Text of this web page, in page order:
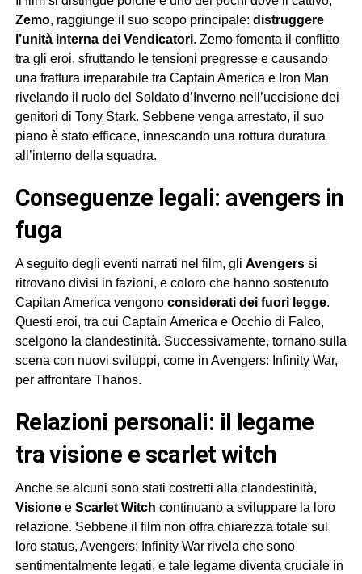
Zemo, raggiunge il suo scopo principale: distruggere
l’unità interna dei Vendicatori. Zemo fomenta il conflitto
tra gli eroi, sfruttando le tensioni pregresse e causando
una frattura irreparabile tra Captain America e Iron Man
rivelando il ruolo del Soldato d’Inverno nell’uccisione dei
genitori di Tony Stark. Sebbene venga arrestato, il suo
piano è stato efficace, innescando una rottura duratura
all’interno della squadra.
conseguenze legali: avengers in
fuga
A seguito degli eventi narrati nel film, gli Avengerssi
ritrovano divisi in fazioni, e coloro che hanno sostenuto
Capitan America vengono considerati dei fuori legge.
Questi eroi, tra cui Captain America e Occhio di Falco,
scelgono la clandestinità. Successivamente, tornano sulla
scena con nuovi sviluppi, come in Avengers: Infinity War,
per affrontare Thanos.
relazioni personali: il legame
tra visione e scarlet witch
Anche se alcuni sono stati costretti alla clandestinità,
Visionee Scarlet Witch continuano a sviluppare la loro
relazione. Sebbene il film non offra chiarezza totale sul
loro status, Avengers: Infinity War rivela che sono
sentimentalmente legati, e tale legame diventa cruciale in